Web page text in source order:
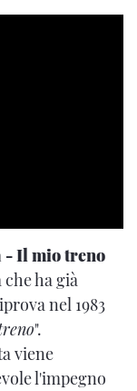
- Il mio treno
ha già
nel 1983
".
viene
l'impegno